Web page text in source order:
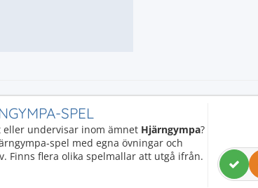
SPEL
eller undervisar inom ämnet Hjärngympa?
spel med egna övningar och
Finns flera olika spelmallar att utgå ifrån.